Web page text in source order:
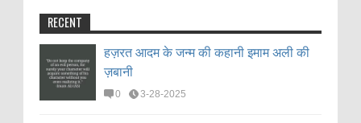
RECENT
हज़रत आदम के जन्म की कहानी इमाम अली की
ज़बानी
0 3-28-2025